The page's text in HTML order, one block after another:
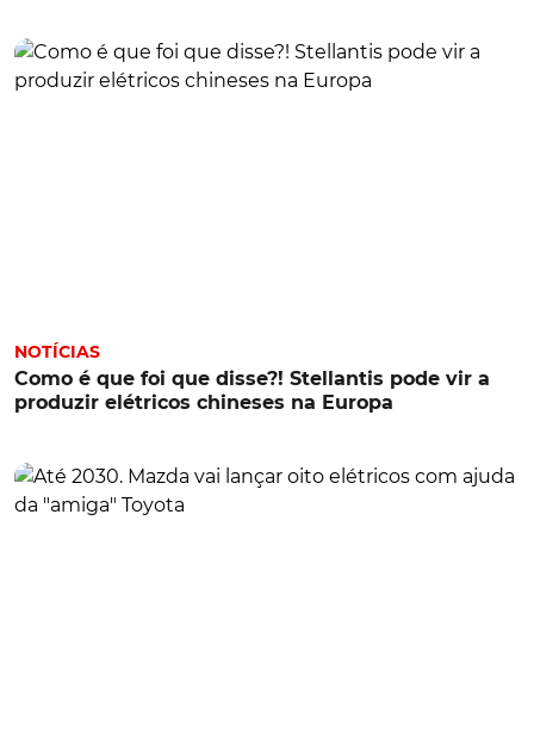
NOTÍCIAS
Como é que foi que disse?! Stellantis pode vir a
produzir elétricos chineses na Europa